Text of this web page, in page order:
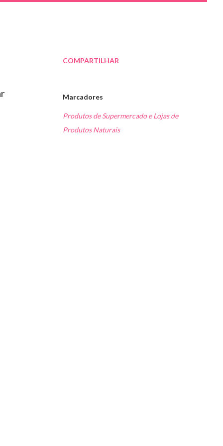
COMPARTILHAR
Marcadores
Produtos de Supermercado e Lojas de
Produtos Naturais